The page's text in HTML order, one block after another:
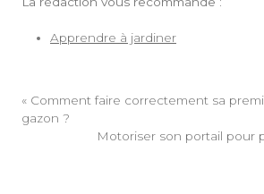
Apprendre à jardiner
« Comment faire correctement sa
gazon ?
Motoriser son portail pour